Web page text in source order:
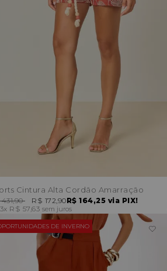
Cintura Alta Cordão Amarração
R$ 164,25 via PIX!
R$ 172,90
3x R$ 57,63 sem juros
DE INVERNO